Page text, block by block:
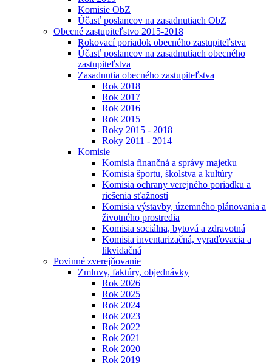
Komisie ObZ
Účasť poslancov na zasadnutiach ObZ
Obecné zastupiteľstvo 2015-2018
Rokovací poriadok obecného zastupiteľstva
Účasť poslancov na zasadnutiach obecného
zastupiteľstva
Zasadnutia obecného zastupiteľstva
Rok 2018
Rok 2017
Rok 2016
Rok 2015
Roky 2015 - 2018
Roky 2011 - 2014
Komisie
Komisia finančná a správy majetku
Komisia športu, školstva a kultúry
Komisia ochrany verejného poriadku a
riešenia sťažností
Komisia výstavby, územného plánovania a
životného prostredia
Komisia sociálna, bytová a zdravotná
Komisia inventarizačná, vyraďovacia a
likvidačná
Povinné zverejňovanie
Zmluvy, faktúry, objednávky
Rok 2026
Rok 2025
Rok 2024
Rok 2023
Rok 2022
Rok 2021
Rok 2020
Rok 2019